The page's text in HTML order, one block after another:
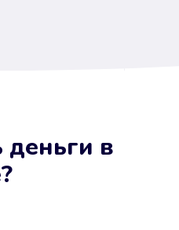
справки, залоги
вам доверяет.
деньги в
?